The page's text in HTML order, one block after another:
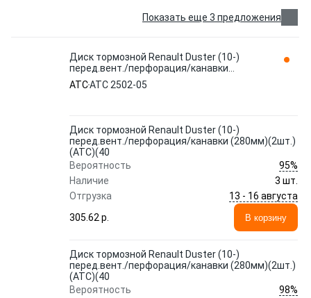
Показать еще 3 предложения
Диск тормозной Renault Duster (10-)
перед.вент./перфорация/канавки
(280мм)(2шт.)(АТС)(40 АТС 2502-05 ATC
ATCАТС 2502-05
Диск тормозной Renault Duster (10-)
перед.вент./перфорация/канавки (280мм)(2шт.)
(АТС)(40
Вероятность
95%
Наличие
3 шт.
Отгрузка
13 - 16 августа
305.62 p.
В корзину
Диск тормозной Renault Duster (10-)
перед.вент./перфорация/канавки (280мм)(2шт.)
(АТС)(40
Вероятность
98%